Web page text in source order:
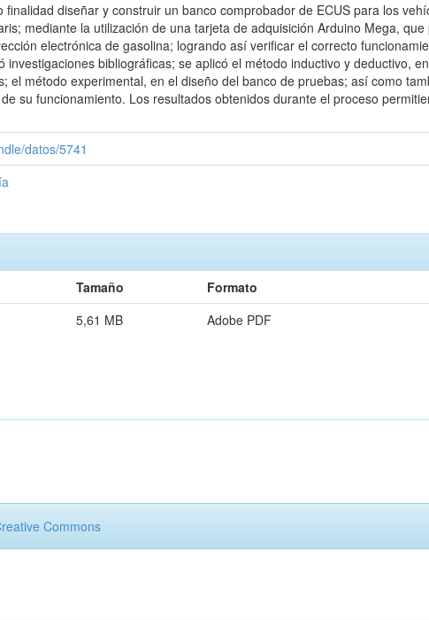
finalidad diseñar y construir un banco comprobador de ECUS para los
mediante la utilización de una tarjeta de adquisición Arduino Mega,
electrónica de gasolina; logrando así verificar el correcto
investigaciones bibliográficas; se aplicó el método inductivo y deductivo,
el método experimental, en el diseño del banco de pruebas; así como
su funcionamiento. Los resultados obtenidos durante el proceso
datos/5741
Tamaño
Formato
5,61 MB Adobe PDF
Commons